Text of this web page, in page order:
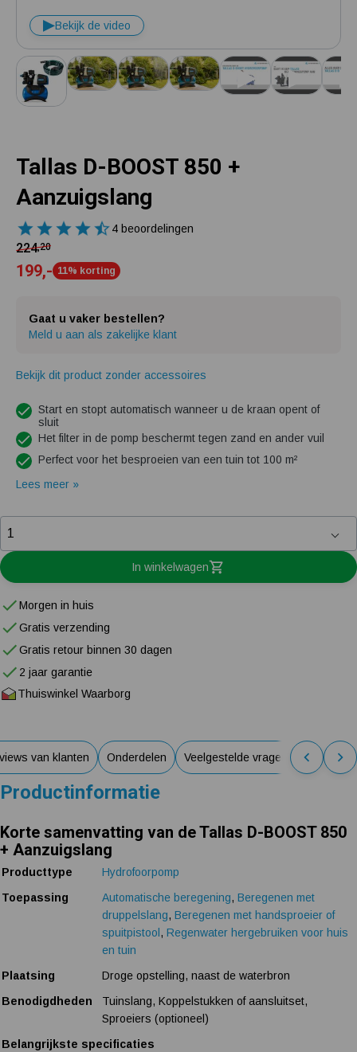
Bekijk de video
Tallas D-BOOST 850 +
Aanzuigslang
4 beoordelingen
224,20
199,- 11% korting
Gaat u vaker bestellen?
Meld u aan als zakelijke klant
Bekijk dit product zonder accessoires
Start en stopt automatisch wanneer u de kraan opent of
sluit
Het filter in de pomp beschermt tegen zand en ander vuil
Perfect voor het besproeien van een tuin tot 100 m²
Lees meer »
In winkelwagen
Morgen in huis
Gratis verzending
Gratis retour binnen 30 dagen
2 jaar garantie
Thuiswinkel Waarborg
van klanten Onderdelen Veelgestelde vragen
Productinformatie
Korte samenvatting van de Tallas D-BOOST 850
+ Aanzuigslang
Producttype
Hydrofoorpomp
Toepassing
Automatische beregening, Beregenen met
druppelslang, Beregenen met handsproeier of
spuitpistool , Regenwater hergebruiken voor huis
en tuin
Plaatsing
Droge opstelling, naast de waterbron
Benodigdheden
Tuinslang, Koppelstukken of aansluitset,
Sproeiers (optioneel)
Belangrijkste specificaties